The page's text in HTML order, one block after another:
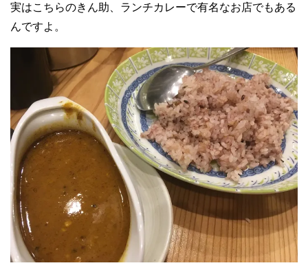
実はこちらのきん助、ランチカレーで有名なお店でもある
んですよ。